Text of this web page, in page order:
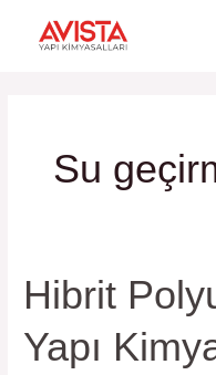
Su
Hibrit
Yapı
Hibrit
Polyurea:
Avista
Yapı